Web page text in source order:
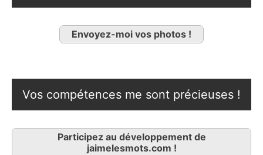
Envoyez-moi vos photos !
Vos compétences me sont précieuses !
Participez au développement de
jaimelesmots.com !